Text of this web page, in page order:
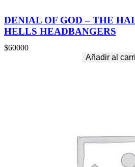
DENIAL OF GOD – THE
HELLS HEADBANGERS
$60000
Añadir al